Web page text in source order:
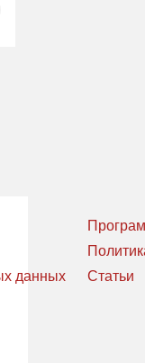
данных
Статьи